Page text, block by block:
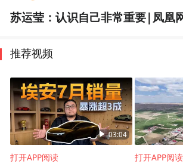
苏运莹：认识自己非常重要|凤凰
推荐视频
03:04
打开APP阅读 打开APP阅读